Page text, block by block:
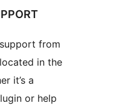
from
in the
it’s a
or help